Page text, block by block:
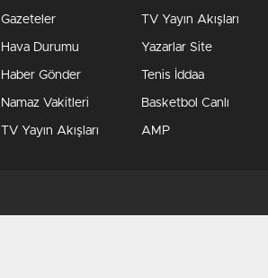
Gazeteler
Hava Durumu
Haber Gönder
Namaz Vakitleri
TV Yayın Akışları
TV Yayın Akışları
Yazarlar Site
Tenis İddaa
Basketbol Canlı
AMP